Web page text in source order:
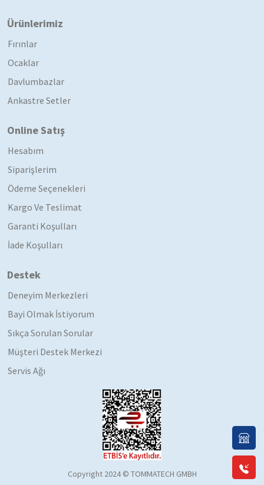
Ürünlerimiz
Fırınlar
Ocaklar
Davlumbazlar
Ankastre Setler
Online Satış
Hesabım
Siparişlerim
Ödeme Seçenekleri
Kargo Ve Teslimat
Garanti Koşulları
İade Koşulları
Destek
Deneyim Merkezleri
Bayi Olmak İstiyorum
Sıkça Sorulan Sorular
Müşteri Destek Merkezi
Servis Ağı
Copyright 2024 © TOMMATECH GMBH